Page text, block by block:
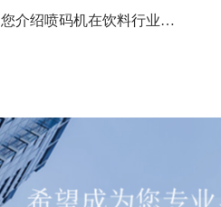
介绍喷码机在饮料行业的